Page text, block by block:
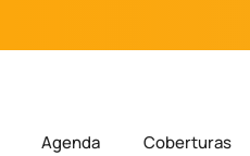
Agenda Coberturas